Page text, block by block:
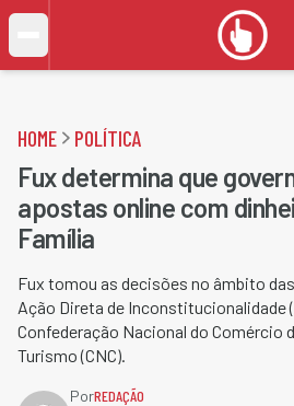
HOME POLÍTICA
Fux determina que
apostas online com
Família
Fux tomou as decisões no âmbito
Ação Direta de Inconstitucionalidade
Confederação Nacional do Comércio
Turismo (CNC).
PorREDAÇÃO